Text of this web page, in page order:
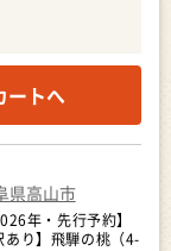
ートへ
県高山市
年・先行予約】
あり】飛騨の桃（4-